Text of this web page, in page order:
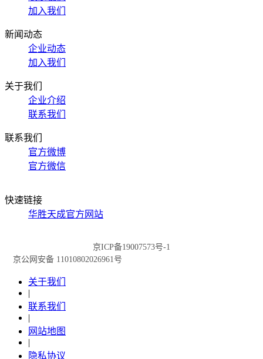
加入我们
新闻动态
企业动态
加入我们
关于我们
企业介绍
联系我们
联系我们
官方微博
官方微信
快速链接
华胜天成官方网站
京ICP备19007573号-1
京公网安备 11010802026961号
关于我们
|
联系我们
|
网站地图
|
隐私协议